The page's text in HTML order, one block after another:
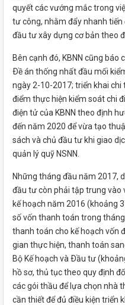
quyết các vướng mắc trong
tư công, nhằm đẩy nhanh
đầu tư xây dựng cơ bản theo
Bên cạnh đó, KBNN cũng báo
Ðề án thống nhất đầu mối
ngày 2-10-2017; triển khai chi
điểm thực hiện kiểm soát chi
điện tử của KBNN theo định
đến năm 2020 để vừa tạo
sách và chủ đầu tư khi giao
quản lý quỹ NSNN.
Những tháng đầu năm 2017,
đầu tư còn phải tập trung
kế hoạch năm 2016 (khoảng
số vốn thanh toán trong
thanh toán cho kế hoạch vốn
gian thực hiện, thanh toán
Bộ Kế hoạch và Ðầu tư
hồ sơ, thủ tục theo quy định
các gói thầu để lựa chọn nhà
cần thiết để đủ điều kiện triển